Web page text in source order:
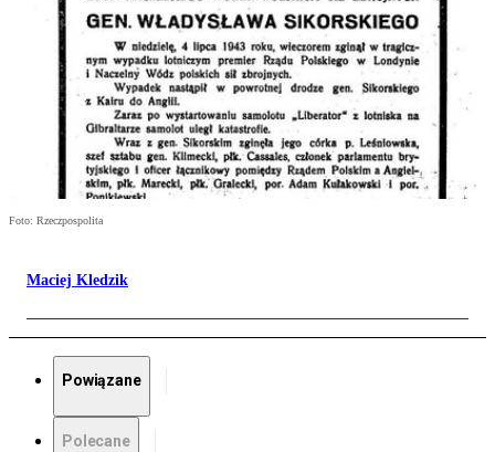
Foto: Rzeczpospolita
Maciej Kledzik
Powiązane
Polecane